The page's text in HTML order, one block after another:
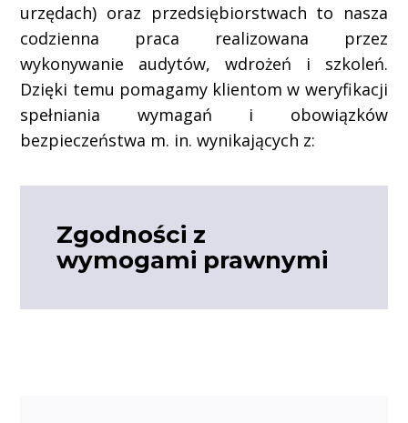
urzędach) oraz przedsiębiorstwach to nasza
codzienna praca realizowana przez
wykonywanie audytów, wdrożeń i szkoleń.
Dzięki temu pomagamy klientom w weryfikacji
spełniania wymagań i obowiązków
bezpieczeństwa m. in. wynikających z:
Zgodności z
wymogami prawnymi